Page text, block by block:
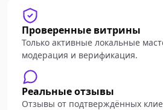
Проверенные витрины
Только активные локальные
модерация и верификация.
Реальные отзывы
Отзывы от подтверждённых